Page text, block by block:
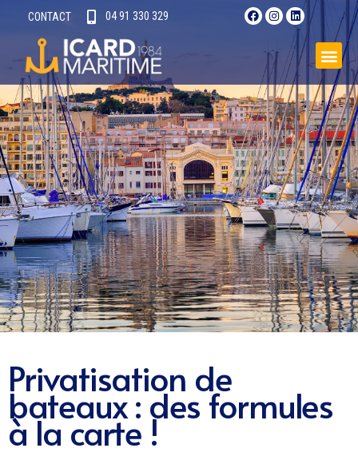
CONTACT 04 91 330 329​
Privatisation de
bateaux : des formules
à la carte !